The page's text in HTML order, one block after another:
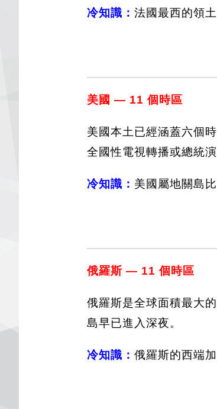
冷知識： 法國最西的領
美國 — 11 個時區
美國本土已經涵蓋六個
全國性電視轉播或總統
冷知識： 美國屬地關島
俄羅斯 — 11 個時區
俄羅斯是全球面積最大
島早已進入深夜。
冷知識： 俄羅斯的西端